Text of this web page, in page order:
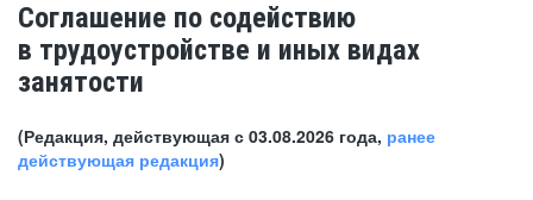
Соглашение по содействию
в трудоустройстве и иных видах
занятости
(Редакция, действующая с 03.08.2026 года, ранее
действующая редакция)